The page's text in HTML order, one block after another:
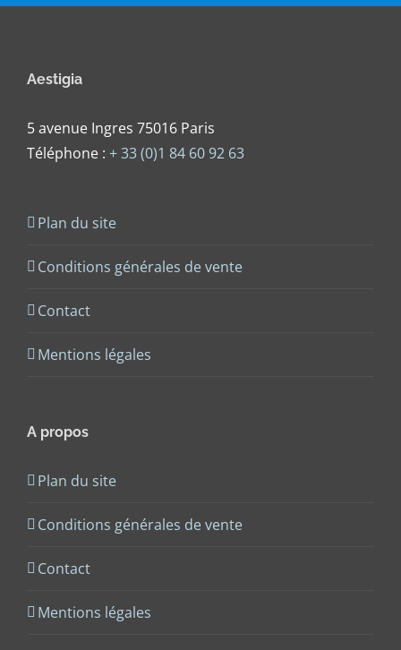
Aestigia
5 avenue Ingres 75016 Paris
Téléphone : + 33 (0)1 84 60 92 63
Plan du site
Conditions générales de vente
Contact
Mentions légales
A propos
Plan du site
Conditions générales de vente
Contact
Mentions légales